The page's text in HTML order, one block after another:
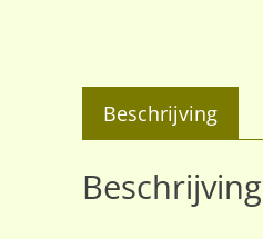
Beschrijving
Beschrijving